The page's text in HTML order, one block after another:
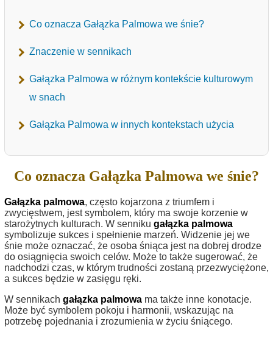
Co oznacza Gałązka Palmowa we śnie?
Znaczenie w sennikach
Gałązka Palmowa w różnym kontekście kulturowym
w snach
Gałązka Palmowa w innych kontekstach użycia
Co oznacza Gałązka Palmowa we śnie?
Gałązka palmowa, często kojarzona z triumfem i
zwycięstwem, jest symbolem, który ma swoje korzenie w
starożytnych kulturach. W senniku gałązka palmowa
symbolizuje sukces i spełnienie marzeń. Widzenie jej we
śnie może oznaczać, że osoba śniąca jest na dobrej drodze
do osiągnięcia swoich celów. Może to także sugerować, że
nadchodzi czas, w którym trudności zostaną przezwyciężone,
a sukces będzie w zasięgu ręki.
W sennikach gałązka palmowa ma także inne konotacje.
Może być symbolem pokoju i harmonii, wskazując na
potrzebę pojednania i zrozumienia w życiu śniącego.